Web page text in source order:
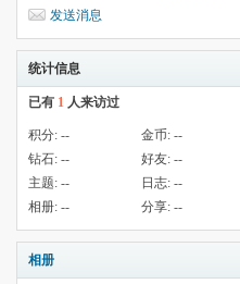
发送消息
统计信息
已有 1 人来访过
积分: -- 金币: --
钻石: -- 好友: --
主题: -- 日志: --
相册: -- 分享: --
相册